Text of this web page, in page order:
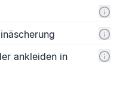
ankleiden in